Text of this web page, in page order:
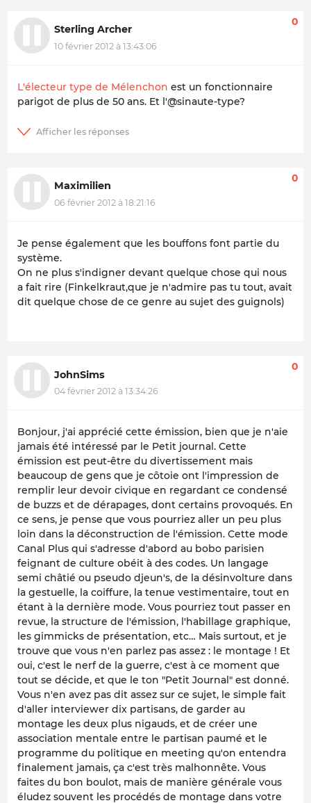
Sterling Archer
10 février 2012 à 13:43:06
0
L'électeur type de Mélenchon est un fonctionnaire
parigot de plus de 50 ans. Et l'@sinaute-type?
Maximilien
06 février 2012 à 18:21:16
0
Je pense également que les bouffons font partie du
système.
On ne plus s'indigner devant quelque chose qui nous
a fait rire (Finkelkraut,que je n'admire pas tu tout, avait
dit quelque chose de ce genre au sujet des guignols)
JohnSims
04 février 2012 à 13:34:26
0
Bonjour, j'ai apprécié cette émission, bien que je n'aie
jamais été intéressé par le Petit journal. Cette
émission est peut-être du divertissement mais
beaucoup de gens que je côtoie ont l'impression de
remplir leur devoir civique en regardant ce condensé
de buzzs et de dérapages, dont certains provoqués. En
ce sens, je pense que vous pourriez aller un peu plus
loin dans la déconstruction de l'émission. Cette mode
Canal Plus qui s'adresse d'abord au bobo parisien
feignant de culture obéit à des codes. Un langage
semi châtié ou pseudo djeun's, de la désinvolture dans
la gestuelle, la coiffure, la tenue vestimentaire, tout en
étant à la dernière mode. Vous pourriez tout passer en
revue, la structure de l'émission, l'habillage graphique,
les gimmicks de présentation, etc… Mais surtout, et je
trouve que vous n'en parlez pas assez : le montage ! Et
oui, c'est le nerf de la guerre, c'est à ce moment que
tout se décide, et que le ton "Petit Journal" est donné.
Vous n'en avez pas dit assez sur ce sujet, le simple fait
d'aller interviewer dix partisans, de garder au
montage les deux plus nigauds, et de créer une
association mentale entre le partisan paumé et le
programme du politique en meeting qu'on entendra
finalement jamais, ça c'est très malhonnête. Vous
faites du bon boulot, mais de manière générale vous
éludez souvent les procédés de montage dans votre